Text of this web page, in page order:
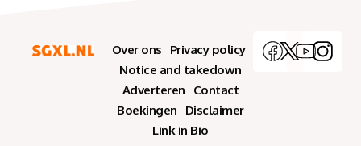
Over ons
Privacy policy
Notice and takedown
Adverteren
Contact
Boekingen
Disclaimer
Link in Bio